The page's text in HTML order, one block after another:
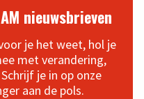
nieuwsbrieven
je het weet, hol je
met verandering,
je in op onze
aan de pols.